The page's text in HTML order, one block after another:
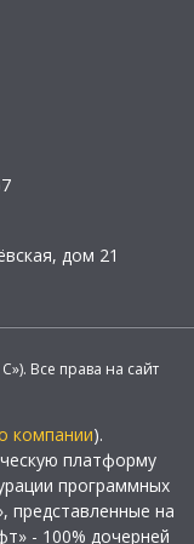
дом 21
Все права на сайт
о компании).
платформу
программных
представленные на
- 100% дочерней